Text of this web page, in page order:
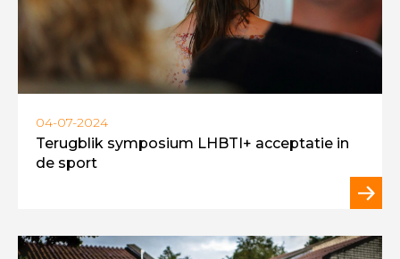
04-07-2024
Terugblik symposium LHBTI+ acceptatie in
de sport